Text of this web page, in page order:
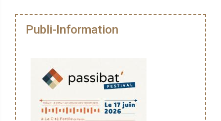
Publi-Information